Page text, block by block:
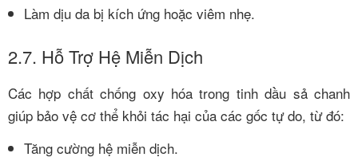
Làm dịu da bị kích ứng hoặc viêm nhẹ.
2.7. Hỗ Trợ Hệ Miễn Dịch
Các hợp chất chống oxy hóa trong tinh dầu sả chanh
giúp bảo vệ cơ thể khỏi tác hại của các gốc tự do, từ đó:
Tăng cường hệ miễn dịch.